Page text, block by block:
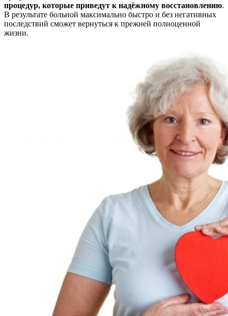
процедур, которые приведут к надёжному восстановлению.
В результате больной максимально быстро и без негативных
последствий сможет вернуться к прежней полноценной
жизни.